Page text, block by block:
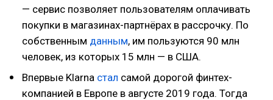
— сервис позволяет пользователям оплачивать
покупки в магазинах-партнёрах в рассрочку. По
собственным данным, им пользуются 90 млн
человек, из которых 15 млн — в США.
Впервые Klarna стал самой дорогой финтех-
компанией в Европе в августе 2019 года. Тогда